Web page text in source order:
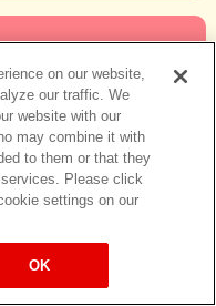
on our website,
our traffic. We
website with our
may combine it with
to them or that they
Please click
settings on our
OK